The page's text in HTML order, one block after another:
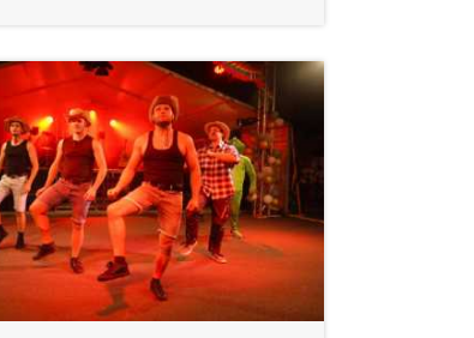
weiterlesen